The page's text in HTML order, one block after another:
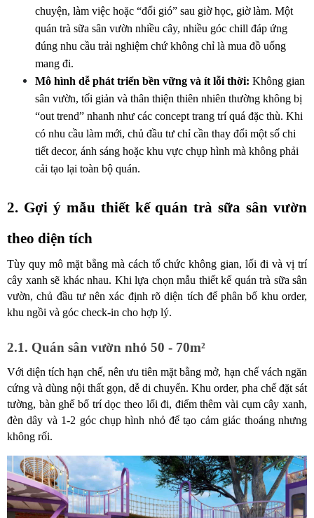
chuyện, làm việc hoặc “đổi gió” sau giờ học, giờ làm. Một
quán trà sữa sân vườn nhiều cây, nhiều góc chill đáp ứng
đúng nhu cầu trải nghiệm chứ không chỉ là mua đồ uống
mang đi.
Mô hình dễ phát triển bền vững và ít lỗi thời: Không gian
sân vườn, tối giản và thân thiện thiên nhiên thường không bị
“out trend” nhanh như các concept trang trí quá đặc thù. Khi
có nhu cầu làm mới, chủ đầu tư chỉ cần thay đổi một số chi
tiết decor, ánh sáng hoặc khu vực chụp hình mà không phải
cải tạo lại toàn bộ quán.
2. Gợi ý mẫu thiết kế quán trà sữa sân vườn
theo diện tích
Tùy quy mô mặt bằng mà cách tổ chức không gian, lối đi và vị trí
cây xanh sẽ khác nhau. Khi lựa chọn mẫu thiết kế quán trà sữa sân
vườn, chủ đầu tư nên xác định rõ diện tích để phân bổ khu order,
khu ngồi và góc check-in cho hợp lý.
2.1. Quán sân vườn nhỏ 50 - 70m²
Với diện tích hạn chế, nên ưu tiên mặt bằng mở, hạn chế vách ngăn
cứng và dùng nội thất gọn, dễ di chuyển. Khu order, pha chế đặt sát
tường, bàn ghế bố trí dọc theo lối đi, điểm thêm vài cụm cây xanh,
đèn dây và 1-2 góc chụp hình nhỏ để tạo cảm giác thoáng nhưng
không rối.